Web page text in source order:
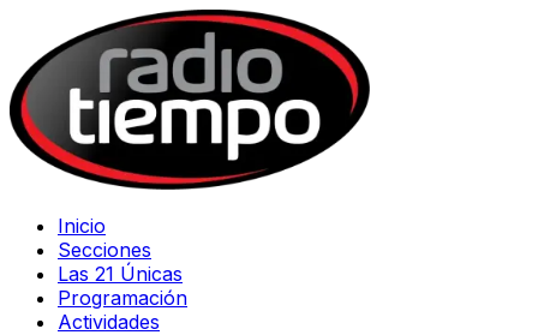
Inicio
Secciones
Las 21 Únicas
Programación
Actividades